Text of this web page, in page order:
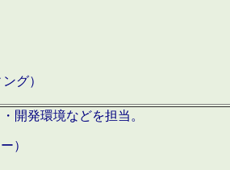
グ）
開発環境などを担当。
）